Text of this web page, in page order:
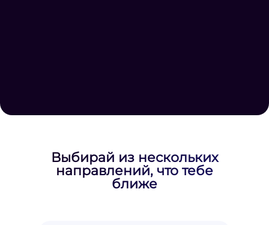
Выбирай из нескольких
направлений, что тебе
ближе